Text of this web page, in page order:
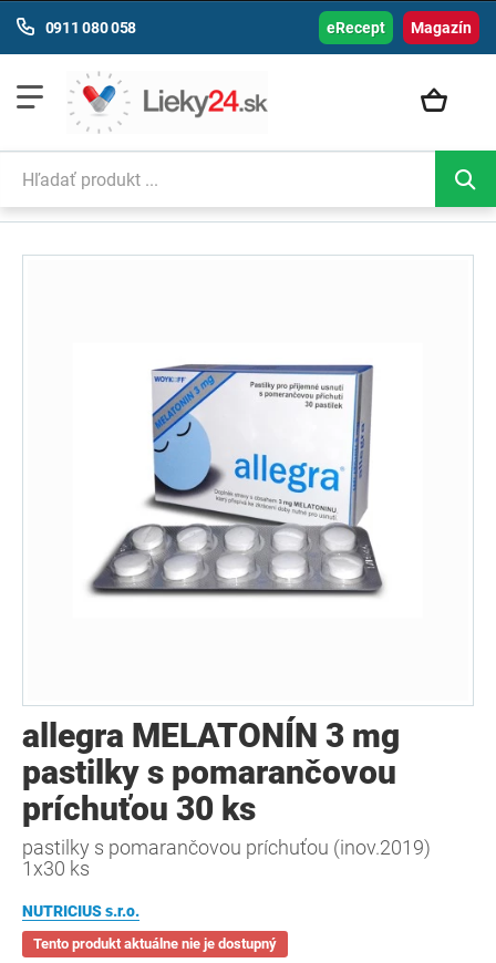
Magazín
0911 080 058 eRecept
allegra MELATONÍN 3 mg
pastilky s pomarančovou
príchuťou 30 ks
pastilky s pomarančovou príchuťou (inov.2019)
1x30 ks
NUTRICIUS s.r.o.
Tento produkt aktuálne nie je dostupný